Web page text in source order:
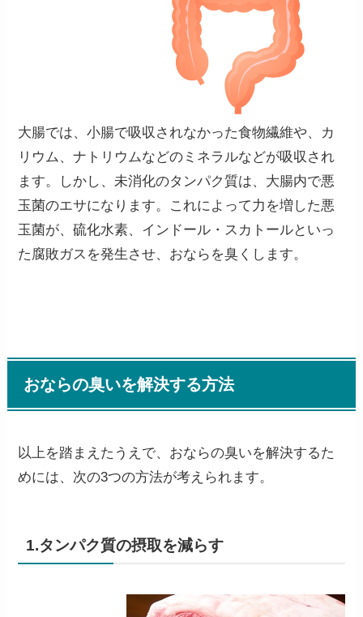
大腸では、小腸で吸収されなかった食物繊維や、カ
リウム、ナトリウムなどのミネラルなどが吸収され
ます。しかし、未消化のタンパク質は、 大腸内で悪
玉菌のエサになります。 これによって力を増した悪
玉菌が、硫化水素、インドール・スカトールといっ
た腐敗ガスを発生させ、おならを臭くします。
おならの臭いを解決する方法
以上を踏まえたうえで、おならの臭いを解決するた
めには、次の3つの方法が考えられます。
1.タンパク質の摂取を減らす